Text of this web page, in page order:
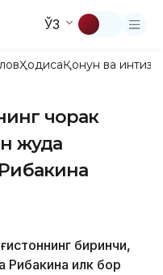
ЎЗ
ҲодисаҚонун ва
чорак
жуда
биринчи,
Рибакина илк бор